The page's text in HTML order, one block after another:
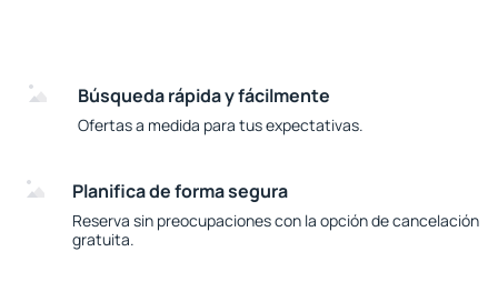
Búsqueda rápida y fácilmente
Ofertas a medida para tus expectativas.
Planifica de forma segura
Reserva sin preocupaciones con la opción de cancelación
gratuita.